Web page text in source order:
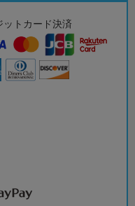
ットカード決済